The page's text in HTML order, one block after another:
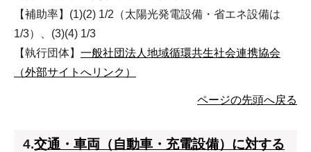
【補助率】(1)(2) 1/2（太陽光発電設備・省エネ設備は
1/3）、(3)(4) 1/3
【執行団体】 一般社団法人地域循環共生社会連携協会
（外部サイトへリンク）
ページの先頭へ戻る
4.交通・車両（自動車・充電設備）に対する